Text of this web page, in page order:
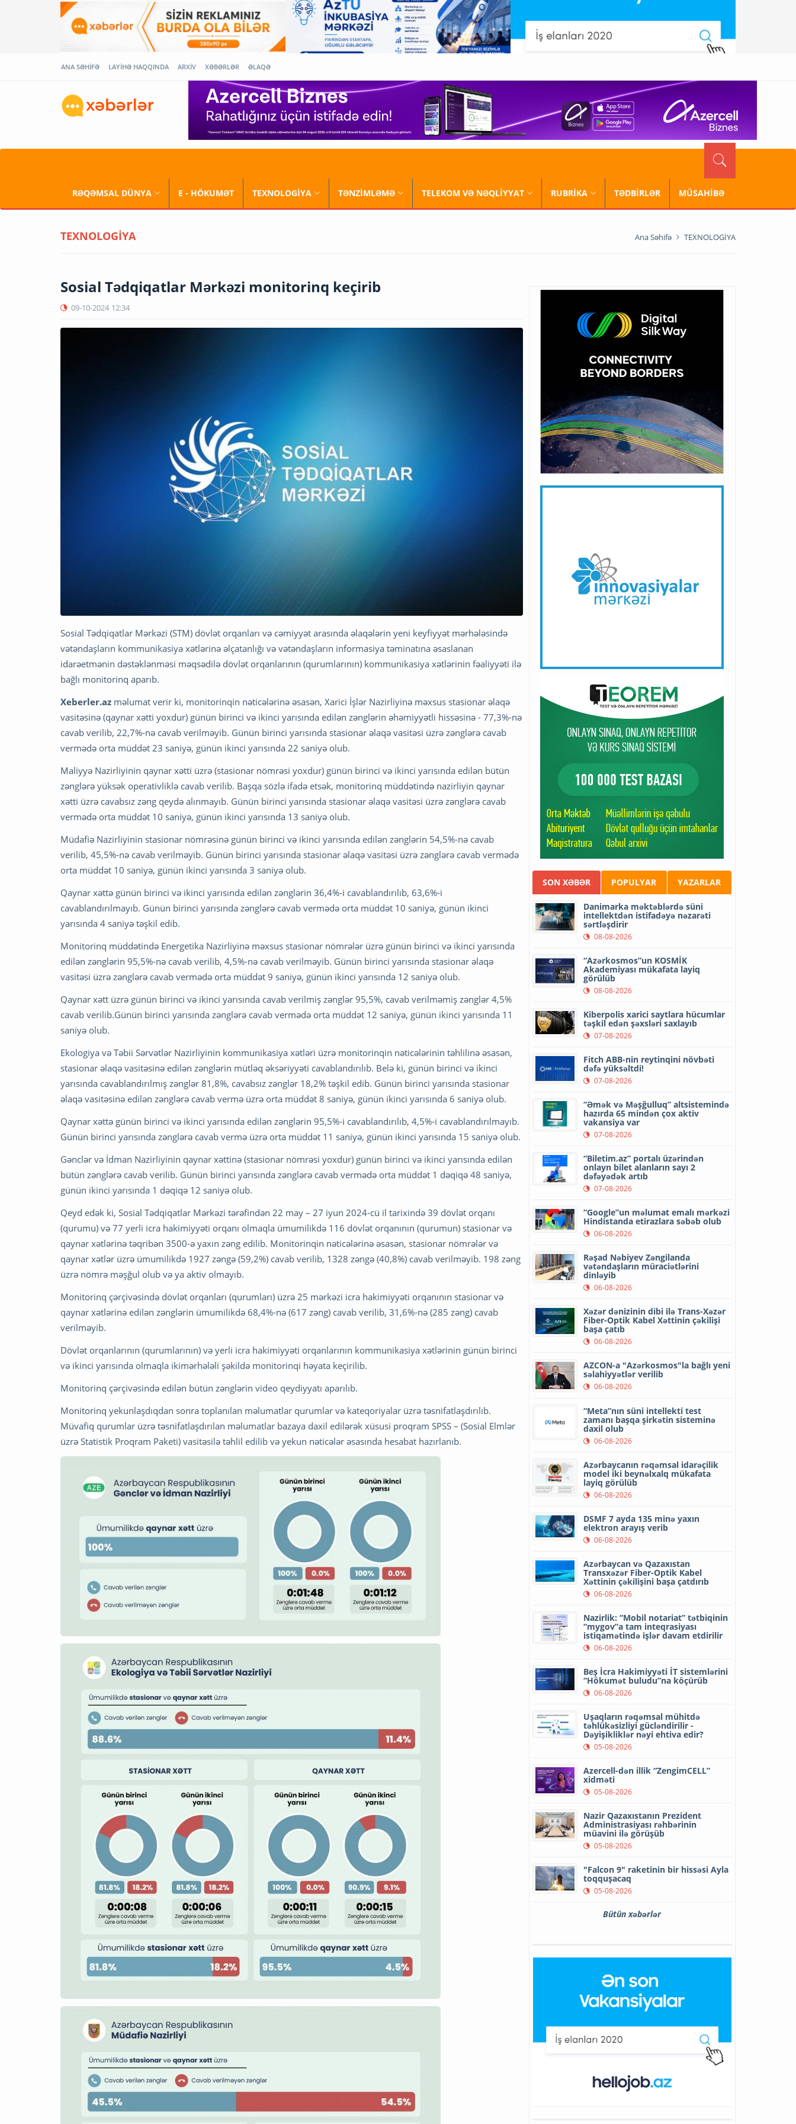
ANA SƏHİFƏ LAYİHƏ HAQQINDA ARXİV XƏBƏRLƏR ƏLAQƏ
RƏQƏMSAL DÜNYA E - HÖKUMƏT TEXNOLOGİYA TƏNZİMLƏMƏ TELEKOM VƏ NƏQLİYYAT RUBRİKA TƏDBİRLƏR MÜSAHİBƏ
TEXNOLOGİYA Ana Səhifə TEXNOLOGİYA
Sosial Tədqiqatlar Mərkəzi monitorinq keçirib
09-10-2024 12:34
Sosial Tədqiqatlar Mərkəzi (STM) dövlət orqanları və cəmiyyət arasında əlaqələrin yeni keyfiyyət mərhələsində
vətəndaşların kommunikasiya xətlərinə əlçatanlığı və vətəndaşların informasiya təminatına əsaslanan
idarəetmənin dəstəklənməsi məqsədilə dövlət orqanlarının (qurumlarının) kommunikasiya xətlərinin fəaliyyəti ilə
bağlı monitorinq aparıb.
Xeberler.az məlumat verir ki, monitorinqin nəticələrinə əsasən, Xarici İşlər Nazirliyinə məxsus stasionar əlaqə
vasitəsinə (qaynar xətti yoxdur) günün birinci və ikinci yarısında edilən zənglərin əhəmiyyətli hissəsinə - 77,3%-nə
cavab verilib, 22,7%-nə cavab verilməyib. Günün birinci yarısında stasionar əlaqə vasitəsi üzrə zənglərə cavab
vermədə orta müddət 23 saniyə, günün ikinci yarısında 22 saniyə olub.
Maliyyə Nazirliyinin qaynar xətti üzrə (stasionar nömrəsi yoxdur) günün birinci və ikinci yarısında edilən bütün
zənglərə yüksək operativliklə cavab verilib. Başqa sözlə ifadə etsək, monitorinq müddətində nazirliyin qaynar
xətti üzrə cavabsız zəng qeydə alınmayıb. Günün birinci yarısında stasionar əlaqə vasitəsi üzrə zənglərə cavab
vermədə orta müddət 10 saniyə, günün ikinci yarısında 13 saniyə olub.
Müdafiə Nazirliyinin stasionar nömrəsinə günün birinci və ikinci yarısında edilən zənglərin 54,5%-nə cavab
verilib, 45,5%-nə cavab verilməyib. Günün birinci yarısında stasionar əlaqə vasitəsi üzrə zənglərə cavab vermədə
orta müddət 10 saniyə, günün ikinci yarısında 3 saniyə olub.
Qaynar xəttə günün birinci və ikinci yarısında edilən zənglərin 36,4%-i cavablandırılıb, 63,6%-i
cavablandırılmayıb. Günün birinci yarısında zənglərə cavab vermədə orta müddət 10 saniyə, günün ikinci
yarısında 4 saniyə təşkil edib.
Monitorinq müddətində Energetika Nazirliyinə məxsus stasionar nömrələr üzrə günün birinci və ikinci yarısında
edilən zənglərin 95,5%-nə cavab verilib, 4,5%-nə cavab verilməyib. Günün birinci yarısında stasionar əlaqə
vasitəsi üzrə zənglərə cavab vermədə orta müddət 9 saniyə, günün ikinci yarısında 12 saniyə olub.
Qaynar xətt üzrə günün birinci və ikinci yarısında cavab verilmiş zənglər 95,5%, cavab verilməmiş zənglər 4,5%
cavab verilib.Günün birinci yarısında zənglərə cavab vermədə orta müddət 12 saniyə, günün ikinci yarısında 11
saniyə olub.
Ekologiya və Təbii Sərvətlər Nazirliyinin kommunikasiya xətləri üzrə monitorinqin nəticələrinin təhlilinə əsasən,
stasionar əlaqə vasitəsinə edilən zənglərin mütləq əksəriyyəti cavablandırılıb. Belə ki, günün birinci və ikinci
yarısında cavablandırılmış zənglər 81,8%, cavabsız zənglər 18,2% təşkil edib. Günün birinci yarısında stasionar
əlaqə vasitəsinə edilən zənglərə cavab vermə üzrə orta müddət 8 saniyə, günün ikinci yarısında 6 saniyə olub.
Qaynar xəttə günün birinci və ikinci yarısında edilən zənglərin 95,5%-i cavablandırılıb, 4,5%-i cavablandırılmayıb.
Günün birinci yarısında zənglərə cavab vermə üzrə orta müddət 11 saniyə, günün ikinci yarısında 15 saniyə olub.
Gənclər və İdman Nazirliyinin qaynar xəttinə (stasionar nömrəsi yoxdur) günün birinci və ikinci yarısında edilən
bütün zənglərə cavab verilib. Günün birinci yarısında zənglərə cavab vermədə orta müddət 1 dəqiqə 48 saniyə,
günün ikinci yarısında 1 dəqiqə 12 saniyə olub.
Qeyd edək ki, Sosial Tədqiqatlar Mərkəzi tərəfindən 22 may – 27 iyun 2024-cü il tarixində 39 dövlət orqanı
(qurumu) və 77 yerli icra hakimiyyəti orqanı olmaqla ümumilikdə 116 dövlət orqanının (qurumun) stasionar və
qaynar xətlərinə təqribən 3500-ə yaxın zəng edilib. Monitorinqin nəticələrinə əsasən, stasionar nömrələr və
qaynar xətlər üzrə ümumilikdə 1927 zəngə (59,2%) cavab verilib, 1328 zəngə (40,8%) cavab verilməyib. 198 zəng
üzrə nömrə məşğul olub və ya aktiv olmayıb.
Monitorinq çərçivəsində dövlət orqanları (qurumları) üzrə 25 mərkəzi icra hakimiyyəti orqanının stasionar və
qaynar xətlərinə edilən zənglərin ümumilikdə 68,4%-nə (617 zəng) cavab verilib, 31,6%-nə (285 zəng) cavab
verilməyib.
Dövlət orqanlarının (qurumlarının) və yerli icra hakimiyyəti orqanlarının kommunikasiya xətlərinin günün birinci
və ikinci yarısında olmaqla ikimərhələli şəkildə monitorinqi həyata keçirilib.
Monitorinq çərçivəsində edilən bütün zənglərin video qeydiyyatı aparılıb.
Monitorinq yekunlaşdıqdan sonra toplanılan məlumatlar qurumlar və kateqoriyalar üzrə təsnifatlaşdırılıb.
Müvafiq qurumlar üzrə təsnifatlaşdırılan məlumatlar bazaya daxil edilərək xüsusi proqram SPSS – (Sosial Elmlər
üzrə Statistik Proqram Paketi) vasitəsilə təhlil edilib və yekun nəticələr əsasında hesabat hazırlanıb.
SON XƏBƏR POPULYAR YAZARLAR
Danimarka məktəblərdə süni
intellektdən istifadəyə nəzarəti
sərtləşdirir
08-08-2026
“Azərkosmos”un KOSMİK
Akademiyası mükafata layiq
görülüb
08-08-2026
Kiberpolis xarici saytlara hücumlar
təşkil edən şəxsləri saxlayıb
07-08-2026
Fitch ABB-nin reytinqini növbəti
dəfə yüksəltdi!
07-08-2026
“Əmək və Məşğulluq” altsistemində
hazırda 65 mindən çox aktiv
vakansiya var
07-08-2026
“Biletim.az” portalı üzərindən
onlayn bilet alanların sayı 2
dəfəyədək artıb
07-08-2026
“Google”un məlumat emalı mərkəzi
Hindistanda etirazlara səbəb olub
06-08-2026
Rəşad Nəbiyev Zəngilanda
vətəndaşların müraciətlərini
dinləyib
06-08-2026
Xəzər dənizinin dibi ilə Trans-Xəzər
Fiber-Optik Kabel Xəttinin çəkilişi
başa çatıb
06-08-2026
AZCON-a "Azərkosmos"la bağlı yeni
səlahiyyətlər verilib
06-08-2026
“Meta”nın süni intellekti test
zamanı başqa şirkətin sisteminə
daxil olub
06-08-2026
Azərbaycanın rəqəmsal idarəçilik
model iki beynəlxalq mükafata
layiq görülüb
06-08-2026
DSMF 7 ayda 135 minə yaxın
elektron arayış verib
06-08-2026
Azərbaycan və Qazaxıstan
Transxəzər Fiber-Optik Kabel
Xəttinin çəkilişini başa çatdırıb
06-08-2026
Nazirlik: “Mobil notariat” tətbiqinin
“mygov”a tam inteqrasiyası
istiqamətində işlər davam etdirilir
06-08-2026
Beş İcra Hakimiyyəti İT sistemlərini
“Hökumət buludu”na köçürüb
06-08-2026
Uşaqların rəqəmsal mühitdə
təhlükəsizliyi gücləndirilir -
Dəyişikliklər nəyi ehtiva edir?
05-08-2026
Azercell-dən illik “ZengimCELL”
xidməti
05-08-2026
Nazir Qazaxıstanın Prezident
Administrasiyası rəhbərinin
müavini ilə görüşüb
05-08-2026
"Falcon 9" raketinin bir hissəsi Ayla
toqquşacaq
05-08-2026
Bütün xəbərlər